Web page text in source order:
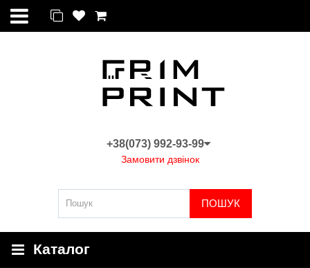
+38(073) 992-93-99
Замовити дзвінок
ПОШУК
Каталог